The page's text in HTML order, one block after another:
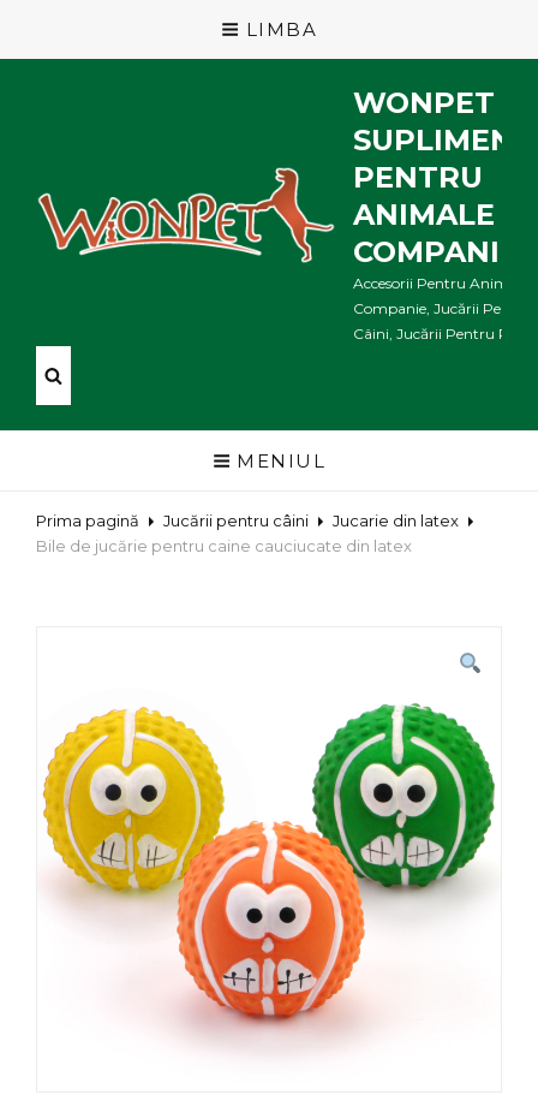
LIMBA
WONPET
PENTRU
ANIMALE
COMPANIE
Accesorii Pentru Animale
Companie, Jucării Pentru
Câini, Jucării Pentru Pisici
MENIUL
Prima pagină Jucării pentru câini
Jucarie din latex
Bile de jucărie pentru caine cauciucate din latex